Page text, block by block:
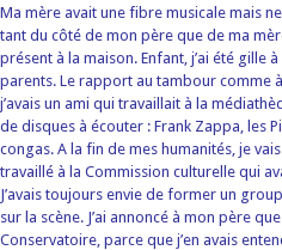
Ma mère avait une fibre musicale mais
tant du côté de mon père que de ma
présent à la maison. Enfant, j’ai été gille
parents. Le rapport au tambour comme
j’avais un ami qui travaillait à la
de disques à écouter : Frank Zappa, les
congas. A la fin de mes humanités, je
travaillé à la Commission culturelle qui
J’avais toujours envie de former un
sur la scène. J’ai annoncé à mon père
Conservatoire, parce que j’en avais